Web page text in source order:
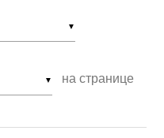
▼
▼ на странице